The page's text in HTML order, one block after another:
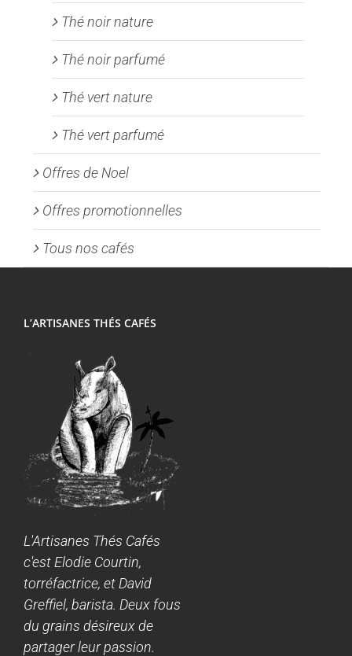
Thé noir nature
Thé noir parfumé
Thé vert nature
Thé vert parfumé
Offres de Noel
Offres promotionnelles
Tous nos cafés
L’ARTISANES THÉS CAFÉS
L'Artisanes Thés Cafés
c'est Elodie Courtin,
torréfactrice, et David
Greffiel, barista. Deux fous
du grains désireux de
partager leur passion.